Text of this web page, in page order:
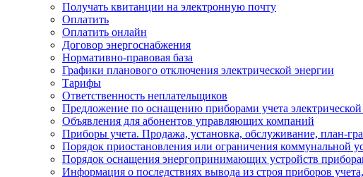
Получать квитанции на электронную почту
Оплатить
Оплатить онлайн
Договор энергоснабжения
Нормативно-правовая база
Графики планового отключения электрической энергии
Тарифы
Ответственность неплательщиков
Предложение по оснащению приборами учета электрической
Объявления для абонентов управляющих компаний
Приборы учета. Продажа, установка, обслуживание, план-
Порядок приостановления или ограничения коммунальной
Порядок оснащения энергопринимающих устройств
Информация о последствиях вывода из строя приборов